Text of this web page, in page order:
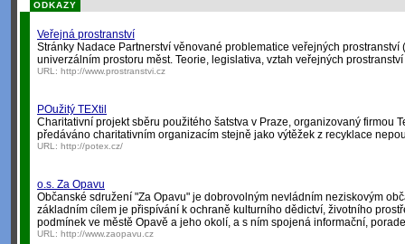
ODKAZY
Veřejná prostranství
Stránky Nadace Partnerství věnované problematice veřejných prostranství
univerzálním prostoru měst. Teorie, legislativa, vztah veřejných
URL: http://www.prostranstvi.cz
POužitý TEXtil
Charitativní projekt sběru použitého šatstva v Praze, organizovaný firmou
předáváno charitativním organizacím stejně jako výtěžek z recyklace
URL: http://potex.cz/
o.s. Za Opavu
Občanské sdružení "Za Opavu" je dobrovolným nevládním neziskovým
základním cílem je přispívání k ochraně kulturního dědictví, životního
podmínek ve městě Opavě a jeho okolí, a s ním spojená informační,
URL: http://www.zaopavu.cz